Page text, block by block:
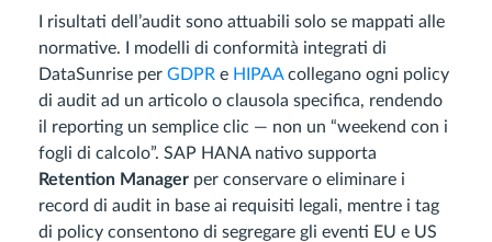
I risultati dell’audit sono attuabili solo se mappati alle
normative. I modelli di conformità integrati di
DataSunrise per GDPR e HIPAAcollegano ogni policy
di audit ad un articolo o clausola specifica, rendendo
il reporting un semplice clic — non un “weekend con i
fogli di calcolo”. SAP HANA nativo supporta
Retention Manager per conservare o eliminare i
record di audit in base ai requisiti legali, mentre i tag
di policy consentono di segregare gli eventi EU e US